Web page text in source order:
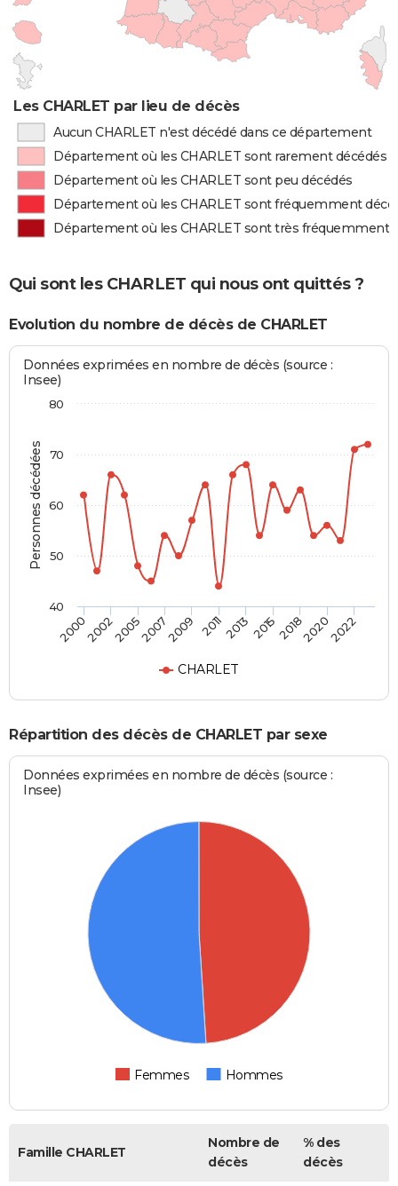
Les CHARLET par lieu de décès
Aucun CHARLET n'est décédé dans ce département
Département où les CHARLET sont rarement décédés
Département où les CHARLET sont peu décédés
Département où les CHARLET sont fréquemment
Département où les CHARLET sont très fréquemment
Qui sont les CHARLET qui nous ont quittés ?
Evolution du nombre de décès de CHARLET
Personnes décédées
Données exprimées en nombre de décès (source :
Insee)
CHARLET
20002002200520072009 201120132015201820202022
40
50
60
70
80
Répartition des décès de CHARLET par sexe
Données exprimées en nombre de décès (source :
Insee)
Femmes Hommes
Famille CHARLET
Nombre de
décès
% des
décès